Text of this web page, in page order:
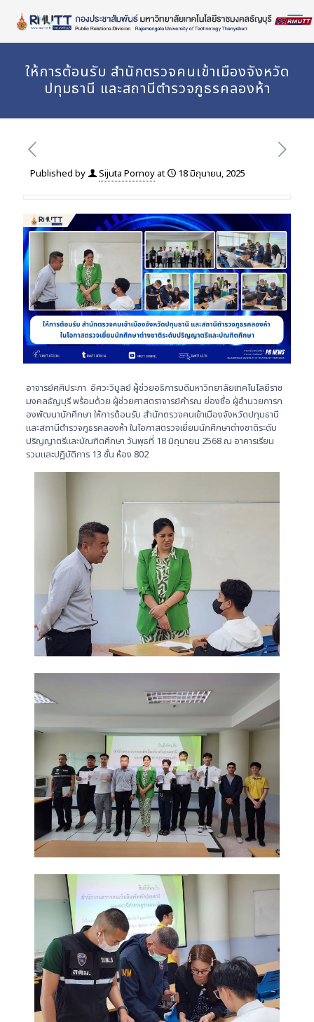
Content
ให้การต้อนรับ สำนักตรวจคนเข้าเมืองจังหวัด
ปทุมธานี และสถานีตำรวจภูธรคลองห้า
Published by Sijuta Pornoy at 18 มิถุนายน, 2025
อาจารย์ศศิประภา อัศวะวิบูลย์ ผู้ช่วยอธิการบดีมหาวิทยาลัยเทคโนโลยีราช
มงคลธัญบุรี พร้อมด้วย ผู้ช่วยศาสตราจารย์คำรณ ย่องซื่อ ผู้อำนวยการก
องพัฒนานักศึกษา ให้การต้อนรับ สำนักตรวจคนเข้าเมืองจังหวัดปทุมธานี
และสถานีตำรวจภูธรคลองห้า ในโอกาสตรวจเยี่ยมนักศึกษาต่างชาติระดับ
ปริญญาตรีและบัณฑิตศึกษา วันพุธที่ 18 มิถุนายน 2568 ณ อาคารเรียน
รวมและปฏิบัติการ 13 ชั้น ห้อง 802